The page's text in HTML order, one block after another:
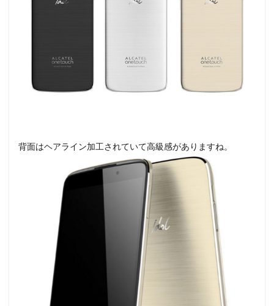
背面はヘアライン加工されていて高級感がありますね。